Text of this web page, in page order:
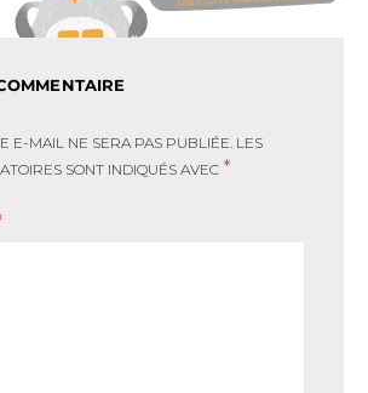
E-MAIL NE SERA PAS PUBLIÉE. LES
SONT INDIQUÉS AVEC *